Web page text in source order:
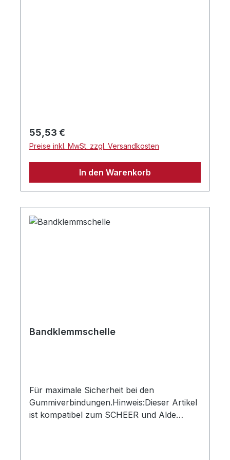
Regulärer Preis:
55,53 €
Preise inkl. MwSt. zzgl. Versandkosten
In den Warenkorb
Bandklemmschelle
Für maximale Sicherheit bei den
Gummiverbindungen.Hinweis:Dieser Artikel
ist kompatibel zum SCHEER und Alde